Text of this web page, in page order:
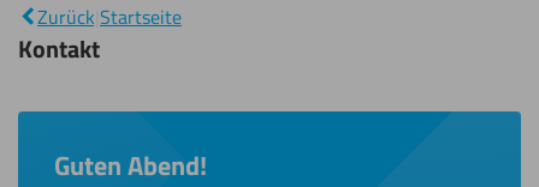
Zurück Startseite
Kontakt
Kontakt
Guten Abend!